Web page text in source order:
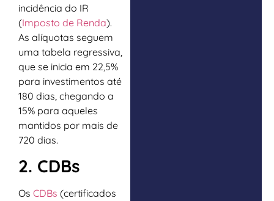
incidência do IR
(Imposto de Renda).
As alíquotas seguem
uma tabela regressiva,
que se inicia em 22,5%
para investimentos até
180 dias, chegando a
15% para aqueles
mantidos por mais de
720 dias.
2. CDBs
Os CDBs (certificados